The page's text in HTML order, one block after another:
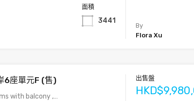
面積
3441
By
Flora Xu
6座單元F (售)
with balcony ,…
出售盤